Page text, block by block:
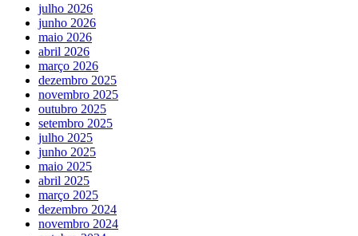
julho 2026
junho 2026
maio 2026
abril 2026
março 2026
dezembro 2025
novembro 2025
outubro 2025
setembro 2025
julho 2025
junho 2025
maio 2025
abril 2025
março 2025
dezembro 2024
novembro 2024